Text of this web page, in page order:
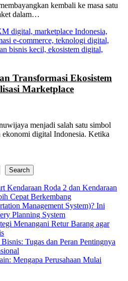
kembali ke masa satu
dalam…
Transformasi Ekosistem
Marketplace
menjadi salah satu simbol
ekonomi digital Indonesia. Ketika
Search
Kendaraan Roda 2 dan Kendaraan
Cepat Berkembang
Management System)? Ini
Planning System
Menangani Retur Barang agar
Tugas dan Peran Pentingnya
Mengapa Perusahaan Mulai